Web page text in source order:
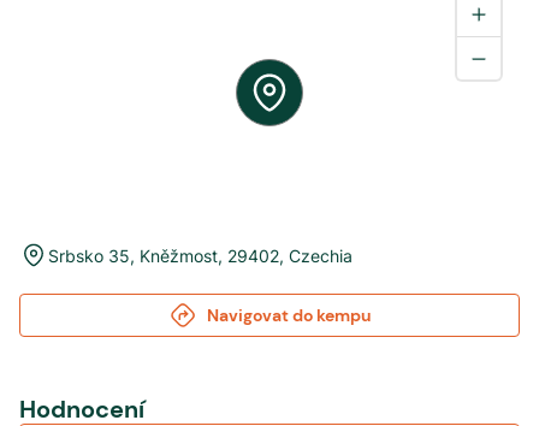
Srbsko 35, Kněžmost, 29402, Czechia
Navigovat do kempu
Hodnocení